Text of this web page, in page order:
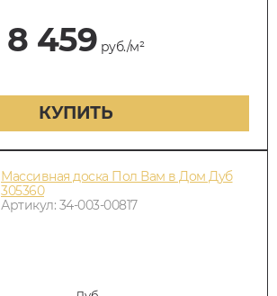
8 459 руб./м²
КУПИТЬ
Массивная доска Пол Вам в Дом Дуб
305360
Артикул: 34-003-00817